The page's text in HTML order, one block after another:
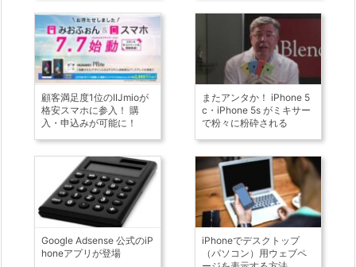
顧客満足度1位のIIJmioが
格安スマホに参入！ 購
入・申込みが可能に！
またアンタか！ iPhone 5
c・iPhone 5s がミキサー
で粉々に粉砕される
Google Adsense 公式のiP
honeアプリが登場
iPhoneでデスクトップ
（パソコン）用ウェブペ